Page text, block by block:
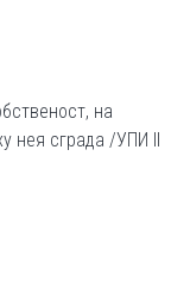
на
нея сграда /УПИ ІІ